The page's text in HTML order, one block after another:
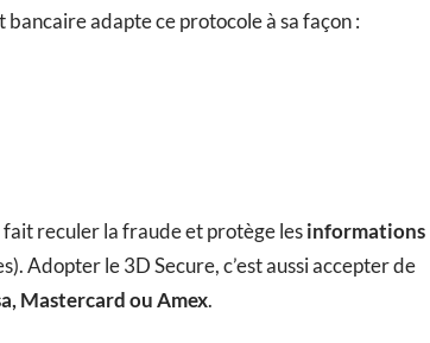
adapte ce protocole à sa façon :
reculer la fraude et protège lesinformations
Adopter le 3D Secure, c’est aussi accepter de
Mastercard ou Amex.